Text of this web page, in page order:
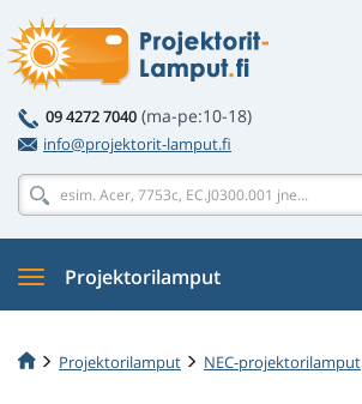
09 4272 7040 (ma-pe:10-18)
info@projektorit-lamput.fi
Projektorilamput
Projektorilamput NEC-projektorilamput